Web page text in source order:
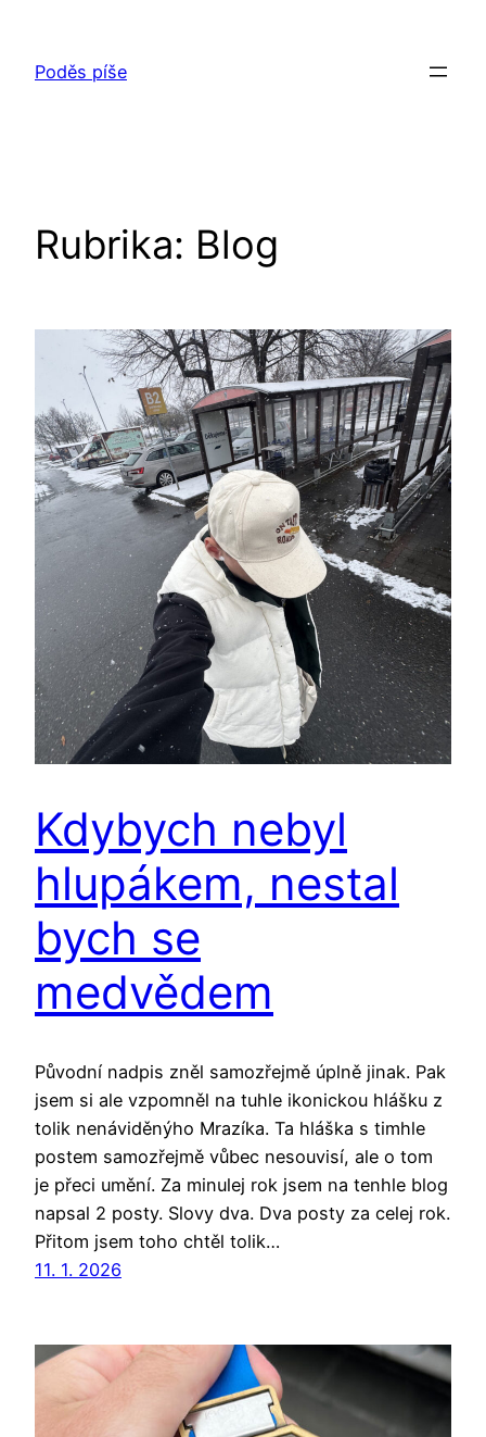
obsah
Poděs píše
Rubrika: Blog
Kdybych nebyl
hlupákem, nestal
bych se
medvědem
Původní nadpis zněl samozřejmě úplně jinak. Pak
jsem si ale vzpomněl na tuhle ikonickou hlášku z
tolik nenáviděnýho Mrazíka. Ta hláška s timhle
postem samozřejmě vůbec nesouvisí, ale o tom
je přeci umění. Za minulej rok jsem na tenhle blog
napsal 2 posty. Slovy dva. Dva posty za celej rok.
Přitom jsem toho chtěl tolik…
11. 1. 2026